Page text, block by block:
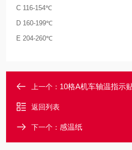
C 116-154℃
D 160-199℃
E 204-260℃
上一个： 10格A机车轴温指示
返回列表
下一个： 感温纸